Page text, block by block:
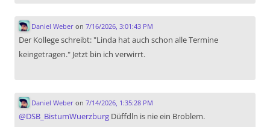
Daniel Weberon 7/16/2026, 3:01:43 PM
Der Kollege schreibt: "Linda hat auch schon alle Termine
keingetragen." Jetzt bin ich verwirrt.
Daniel Weberon 7/14/2026, 1:35:28 PM
@DSB_BistumWuerzburg Düffdln is nie ein Broblem.